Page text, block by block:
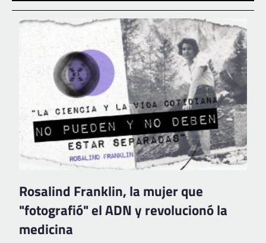
Rosalind Franklin, la mujer que
"fotografió" el ADN y revolucionó la
medicina